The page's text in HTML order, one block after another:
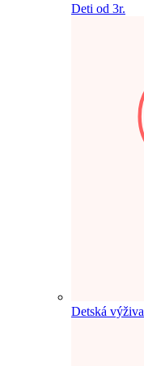
Deti od 3r.
Detská výživa